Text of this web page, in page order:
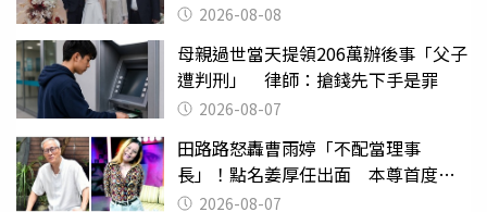
2026-08-08
母親過世當天提領206萬辦後事「父子
遭判刑」 律師：搶錢先下手是罪
2026-08-07
田路路怒轟曹雨婷「不配當理事
長」！點名姜厚任出面 本尊首度回
應了2026-08-07